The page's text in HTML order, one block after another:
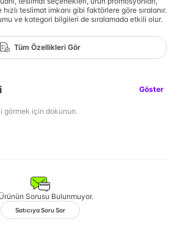
teslimat imkanı gibi faktörlere göre sıralanır.
ve kategori bilgileri de sıralamada etkili olur.
Tüm Özellikleri Gör
Göster
görmek için dokunun.
Sorusu Bulunmuyor.
Satıcıya Soru Sor